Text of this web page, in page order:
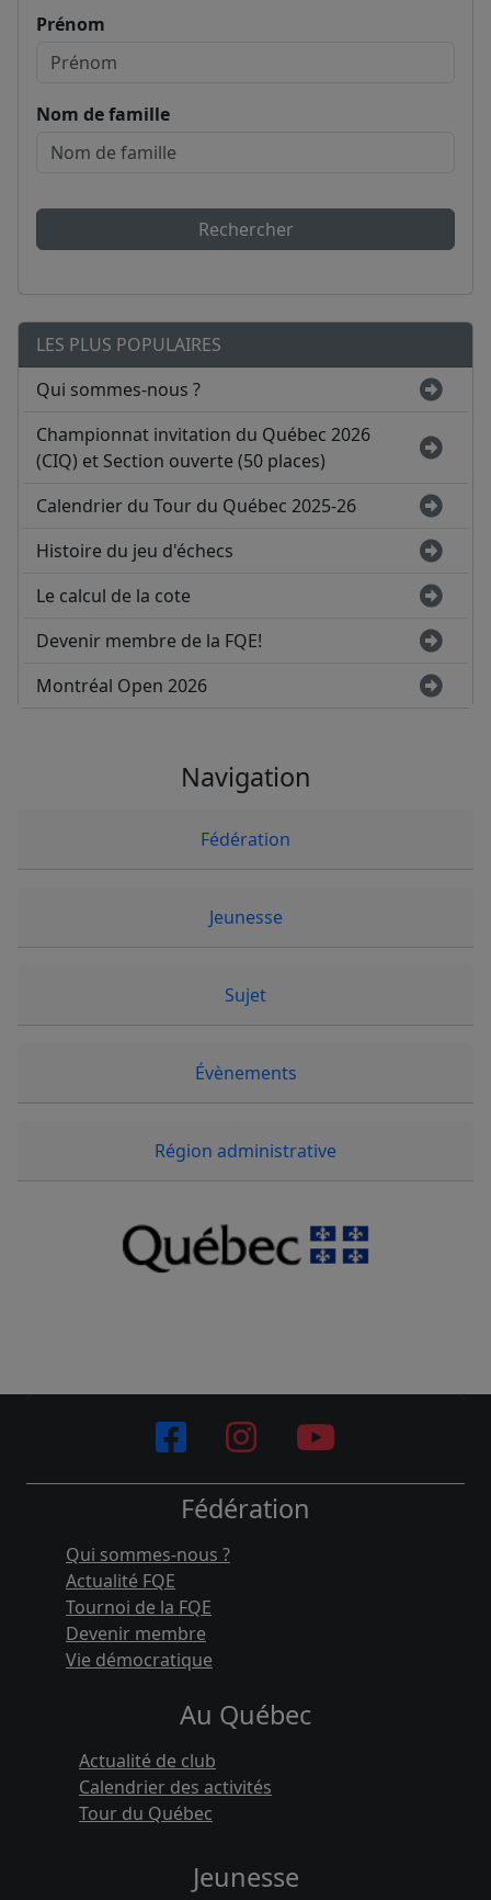
Prénom
Nom de famille
Rechercher
LES PLUS POPULAIRES
Qui sommes-nous ?
Championnat invitation du Québec 2026
(CIQ) et Section ouverte (50 places)
Calendrier du Tour du Québec 2025-26
Histoire du jeu d'échecs
Le calcul de la cote
Devenir membre de la FQE!
Montréal Open 2026
Navigation
Fédération
Jeunesse
Sujet
Évènements
Région administrative
Fédération
Qui sommes-nous ?
Actualité FQE
Tournoi de la FQE
Devenir membre
Vie démocratique
Au Québec
Actualité de club
Calendrier des activités
Tour du Québec
Jeunesse